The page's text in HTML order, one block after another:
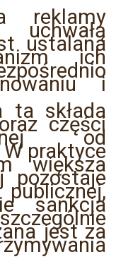
reklamy
ustalana
ich
i
ta składa
części
od
praktyce
większa
pozostaje
sankcja
jest za